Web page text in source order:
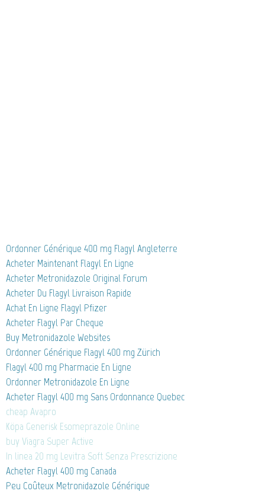
Ordonner Générique 400 mg Flagyl Angleterre
Acheter Maintenant Flagyl En Ligne
Acheter Metronidazole Original Forum
Acheter Du Flagyl Livraison Rapide
Achat En Ligne Flagyl Pfizer
Acheter Flagyl Par Cheque
Buy Metronidazole Websites
Ordonner Générique Flagyl 400 mg Zürich
Flagyl 400 mg Pharmacie En Ligne
Ordonner Metronidazole En Ligne
Acheter Flagyl 400 mg Sans Ordonnance Quebec
cheap Avapro
Köpa Generisk Esomeprazole Online
buy Viagra Super Active
In linea 20 mg Levitra Soft Senza Prescrizione
Acheter Flagyl 400 mg Canada
Peu Coûteux Metronidazole Générique